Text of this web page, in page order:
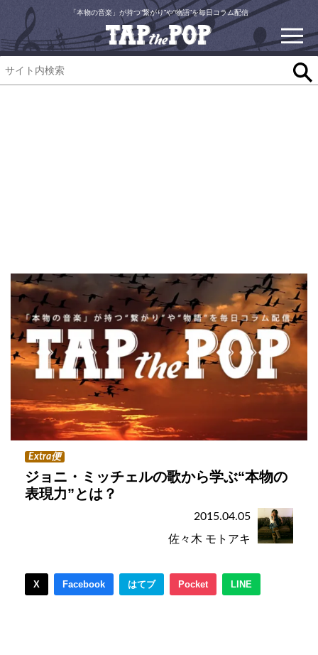
「本物の音楽」が持つ“繋がり”や“物語”を毎日コラム配信
Extra便
ジョニ・ミッチェルの歌から学ぶ“本物の
表現力”とは？
2015.04.05
佐々木 モトアキ
X Facebook はてブ Pocket LINE